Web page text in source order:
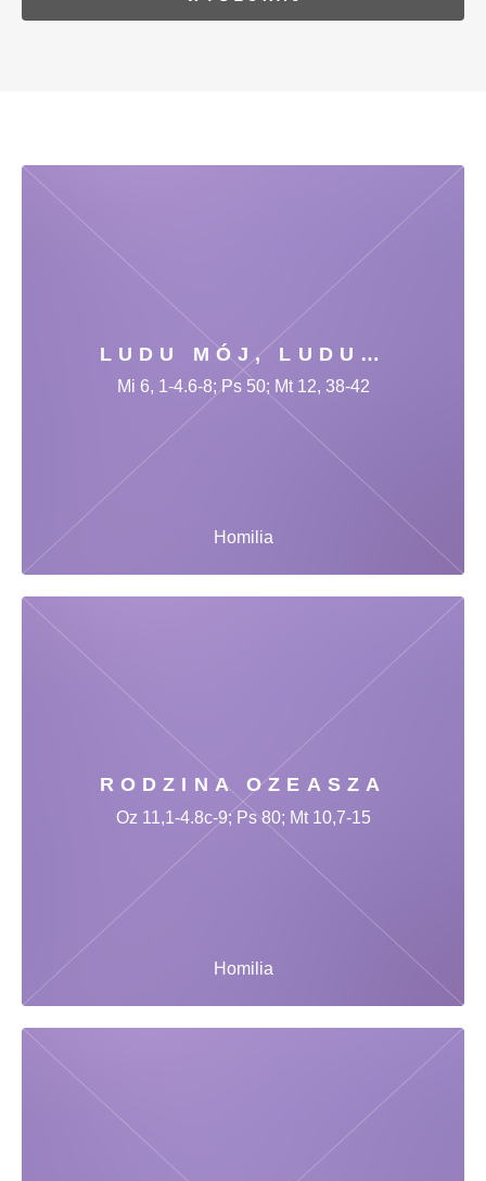
LUDU MÓJ, LUDU…
Homilia
Mi 6, 1-4.6-8; Ps 50; Mt 12, 38-42
RODZINA OZEASZA
Homilia
Oz 11,1-4.8c-9; Ps 80; Mt 10,7-15